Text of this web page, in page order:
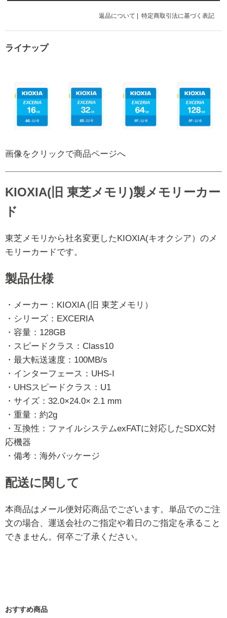
返品について | 特定商取引法に基づく表記
ライナップ
画像をクリックで商品ページへ
KIOXIA(旧 東芝メモリ)製メモリーカー
ド
東芝メモリから社名変更したKIOXIA(キオクシア）のメ
モリーカードです。
製品仕様
・メーカー：KIOXIA (旧 東芝メモリ）
・シリーズ：EXCERIA
・容量：128GB
・スピードクラス：Class10
・最大転送速度：100MB/s
・インターフェース：UHS-I
・UHSスピードクラス：U1
・サイズ：32.0×24.0× 2.1 mm
・重量：約2g
・互換性：ファイルシステムexFATに対応したSDXC対
応機器
・備考：海外パッケージ
配送に関して
本商品はメール便対応商品でございます。単品でのご注
文の場合、運送会社のご指定や着日のご指定を承ること
できません。何卒ご了承ください。
おすすめ商品